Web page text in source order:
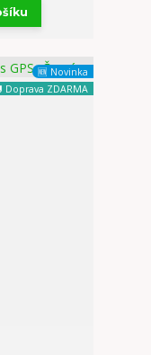
🆕 Novinka
Doprava ZDARMA